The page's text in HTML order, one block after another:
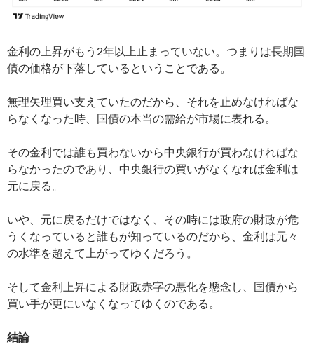
金利の上昇がもう2年以上止まっていない。つまりは長期国
債の価格が下落しているということである。
無理矢理買い支えていたのだから、それを止めなければな
らなくなった時、国債の本当の需給が市場に表れる。
その金利では誰も買わないから中央銀行が買わなければな
らなかったのであり、中央銀行の買いがなくなれば金利は
元に戻る。
いや、元に戻るだけではなく、その時には政府の財政が危
うくなっていると誰もが知っているのだから、金利は元々
の水準を超えて上がってゆくだろう。
そして金利上昇による財政赤字の悪化を懸念し、国債から
買い手が更にいなくなってゆくのである。
結論